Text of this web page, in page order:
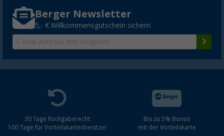
Berger Newsletter
5,- € Willkommensgutschein sichern
30 Tage Rückgaberecht
100 Tage für Vorteilskartenbesitzer
Bis zu 5% Bonus
mit der Vorteilskarte